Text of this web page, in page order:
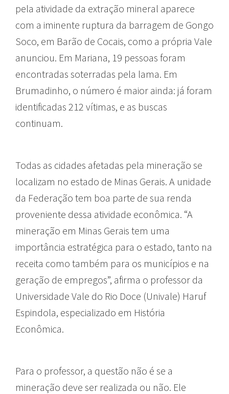
pela atividade da extração mineral aparece
com a iminente ruptura da barragem de Gongo
Soco, em Barão de Cocais, como a própria Vale
anunciou. Em Mariana, 19 pessoas foram
encontradas soterradas pela lama. Em
Brumadinho, o número é maior ainda: já foram
identificadas 212 vítimas, e as buscas
continuam.
Todas as cidades afetadas pela mineração se
localizam no estado de Minas Gerais. A unidade
da Federação tem boa parte de sua renda
proveniente dessa atividade econômica. “A
mineração em Minas Gerais tem uma
importância estratégica para o estado, tanto na
receita como também para os municípios e na
geração de empregos”, afirma o professor da
Universidade Vale do Rio Doce (Univale) Haruf
Espindola, especializado em História
Econômica.
Para o professor, a questão não é se a
mineração deve ser realizada ou não. Ele